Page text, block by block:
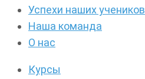
Успехи наших учеников
Наша команда
О нас
Курсы